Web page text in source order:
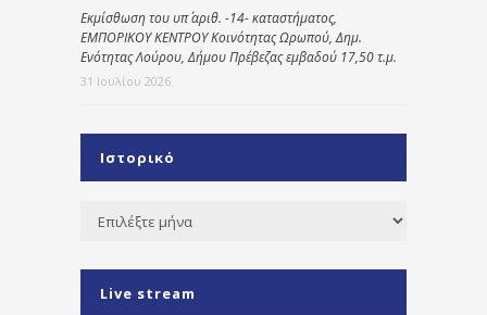
Εκμίσθωση του υπ΄ αριθ. -14- καταστήματος,
ΕΜΠΟΡΙΚΟΥ ΚΕΝΤΡΟΥ Κοινότητας Ωρωπού, Δημ.
Ενότητας Λούρου, Δήμου Πρέβεζας εμβαδού 17,50 τ.μ.
31 Ιουλίου 2026
Ιστορικό
Ιστορικό
Live stream